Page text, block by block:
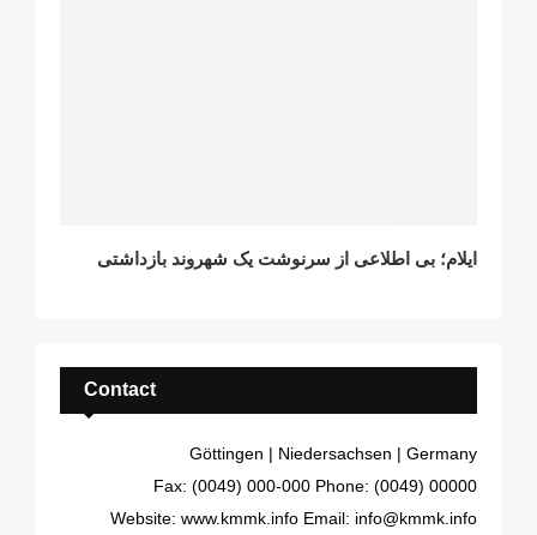
ایلام؛ بی اطلاعی از سرنوشت یک شهروند بازداشتی
Contact
Göttingen | Niedersachsen | Germany
Phone: (0049) 00000
Fax: (0049) 000-000
Email: info@kmmk.info
Website: www.kmmk.info